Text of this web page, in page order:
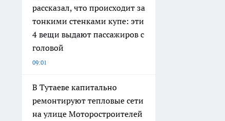
рассказал, что происходит за
тонкими стенками купе: эти
4 вещи выдают пассажиров с
головой
09:01
В Тутаеве капитально
ремонтируют тепловые сети
на улице Моторостроителей